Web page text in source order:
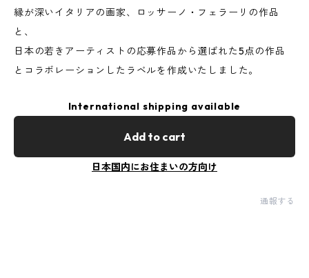
縁が深いイタリアの画家、ロッサーノ・フェラーリの作品
と、
日本の若きアーティストの応募作品から選ばれた5点の作品
とコラボレーションしたラベルを作成いたしました。
International shipping available
Add to cart
日本国内にお住まいの方向け
通報する